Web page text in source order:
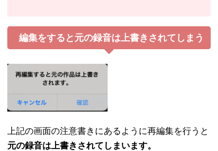
編集をすると元の録音は上書きされてしまう
上記の画面の注意書きにあるように再編集を行うと
元の録音は上書きされてしまいます。